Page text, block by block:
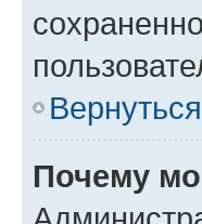
Почему